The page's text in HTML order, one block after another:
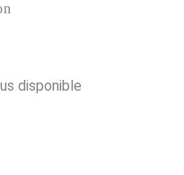
disponible